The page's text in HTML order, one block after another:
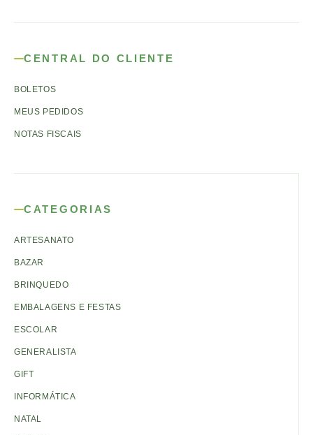
CENTRAL DO CLIENTE
BOLETOS
MEUS PEDIDOS
NOTAS FISCAIS
CATEGORIAS
ARTESANATO
BAZAR
BRINQUEDO
EMBALAGENS E FESTAS
ESCOLAR
GENERALISTA
GIFT
INFORMÁTICA
NATAL